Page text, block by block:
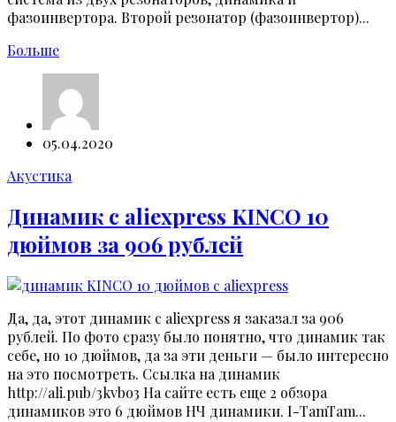
фазоинвертора. Второй резонатор (фазоинвертор)...
Больше
05.04.2020
Акустика
Динамик с aliexpress KINCO 10
дюймов за 906 рублей
Да, да, этот динамик с aliexpress я заказал за 906
рублей. По фото сразу было понятно, что динамик так
себе, но 10 дюймов, да за эти деньги — было интересно
на это посмотреть. Ссылка на динамик
http://ali.pub/3kvbo3 На сайте есть еще 2 обзора
динамиков это 6 дюймов НЧ динамики. I-TamTam...